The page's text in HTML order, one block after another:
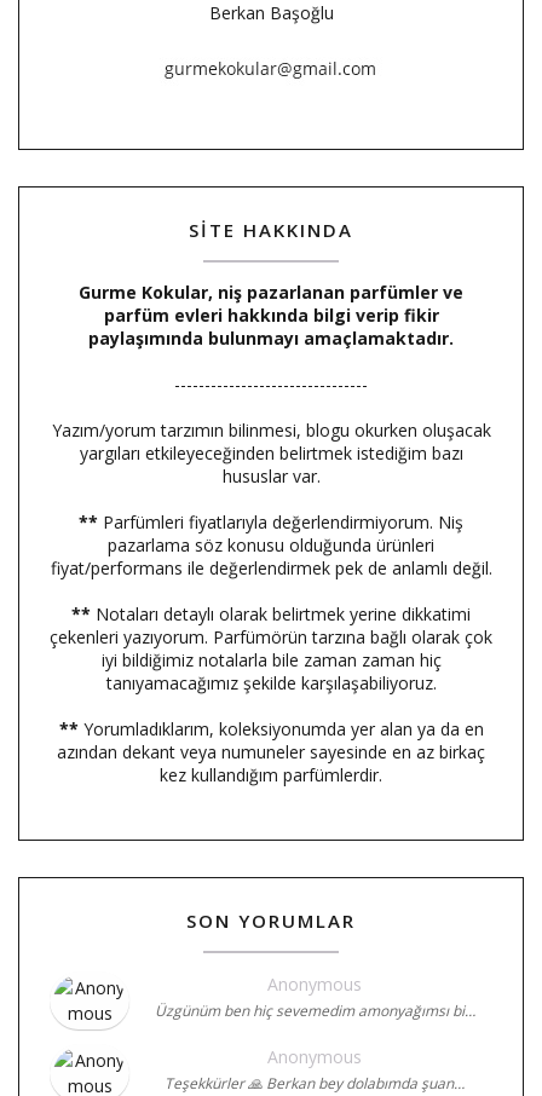
Berkan Başoğlu
SİTE HAKKINDA
Gurme Kokular, niş pazarlanan parfümler ve
parfüm evleri hakkında bilgi verip fikir
paylaşımında bulunmayı amaçlamaktadır.
--------------------------------
Yazım/yorum tarzımın bilinmesi, blogu okurken oluşacak
yargıları etkileyeceğinden belirtmek istediğim bazı
hususlar var.
** Parfümleri fiyatlarıyla değerlendirmiyorum. Niş
pazarlama söz konusu olduğunda ürünleri
fiyat/performans ile değerlendirmek pek de anlamlı değil.
** Notaları detaylı olarak belirtmek yerine dikkatimi
çekenleri yazıyorum. Parfümörün tarzına bağlı olarak çok
iyi bildiğimiz notalarla bile zaman zaman hiç
tanıyamacağımız şekilde karşılaşabiliyoruz.
** Yorumladıklarım, koleksiyonumda yer alan ya da en
azından dekant veya numuneler sayesinde en az birkaç
kez kullandığım parfümlerdir.
SON YORUMLAR
Anonymous
Üzgünüm ben hiç sevemedim amonyağımsı bi…
Anonymous
Teşekkürler 🙏 Berkan bey dolabımda şuan…